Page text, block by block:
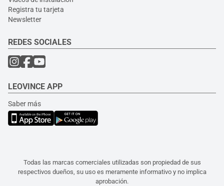
Registra tu tarjeta
Newsletter
REDES SOCIALES
LEOVINCE APP
Saber más
Todas las marcas comerciales utilizadas son propiedad de sus
respectivos dueños, su uso es meramente informativo y no implica
aprobación.